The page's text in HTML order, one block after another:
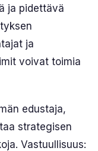
ja pidettävä
ja
voivat toimia
edustaja,
strategisen
Vastuullisuus: